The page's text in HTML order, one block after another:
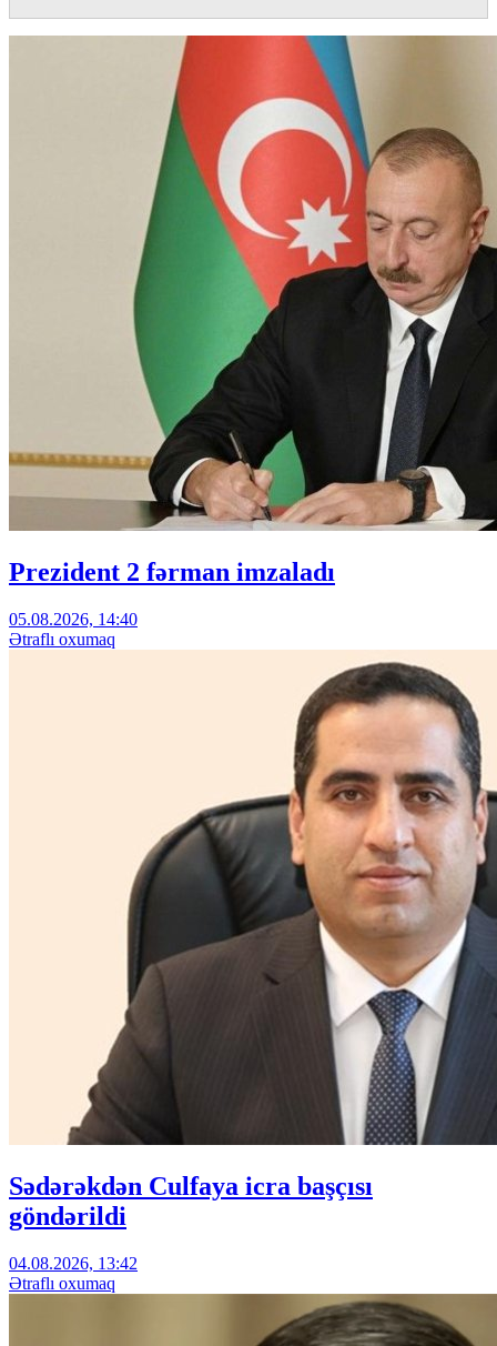
Prezident 2 fərman imzaladı
05.08.2026, 14:40
Ətraflı oxumaq
Sədərəkdən Culfaya icra başçısı
göndərildi
04.08.2026, 13:42
Ətraflı oxumaq